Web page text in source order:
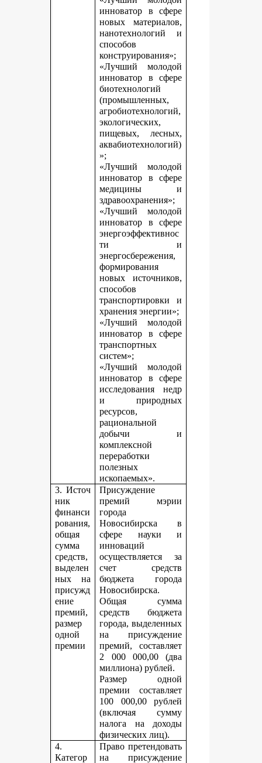
инноватор в сфере
новых материалов,
нанотехнологий и
способов
конструирования»;
«Лучший молодой
инноватор в сфере
биотехнологий
(промышленных,
агробиотехнологий,
экологических,
пищевых, лесных,
аквабиотехнологий)
»;
«Лучший молодой
инноватор в сфере
медицины и
здравоохранения»;
«Лучший молодой
инноватор в сфере
энергоэффективнос
ти и
энергосбережения,
формирования
новых источников,
способов
транспортировки и
хранения энергии»;
«Лучший молодой
инноватор в сфере
транспортных
систем»;
«Лучший молодой
инноватор в сфере
исследования недр
и природных
ресурсов,
рациональной
добычи и
комплексной
переработки
полезных
ископаемых».
3. Источ
ник
финанси
рования,
общая
сумма
средств,
выделен
ных на
присужд
ение
премий,
размер
одной
премии
Присуждение
премий мэрии
города
Новосибирска в
сфере науки и
инноваций
осуществляется за
счет средств
бюджета города
Новосибирска.
Общая сумма
средств бюджета
города, выделенных
на присуждение
премий, составляет
2 000 000,00 (два
миллиона) рублей.
Размер одной
премии составляет
100 000,00 рублей
(включая сумму
налога на доходы
физических лиц).
4.
Категор
Право претендовать
на присуждение